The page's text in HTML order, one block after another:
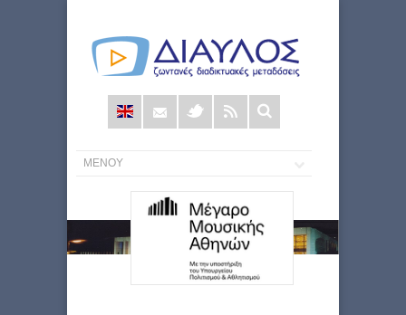
Φόρμα
αναζήτησης